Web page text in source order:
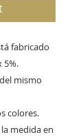
fabricado
5%.
mismo
colores.
medida en